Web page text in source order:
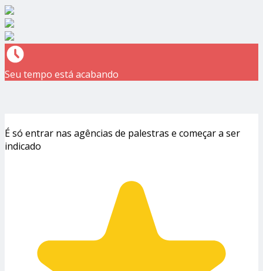
Seu tempo está acabando
É só entrar nas agências de palestras e começar a ser
indicado